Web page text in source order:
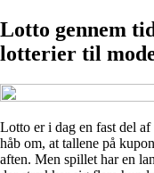
Lotto gennem
lotterier til
Lotto er i dag en fast del
håb om, at tallene på
aften. Men spillet har en